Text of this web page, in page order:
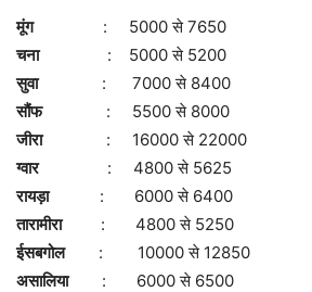
मूंग: 5000 से 7650
चना : 5000 से 5200
सुवा : 7000 से 8400
सौंफ
: 5500 से 8000
जीरा : 16000 से 22000
ग्वार
: 4800 से 5625
रायड़ा : 6000 से 6400
तारामीरा: 4800 से 5250
ईसबगोल
: 10000 से 12850
असालिया : 6000 से 6500